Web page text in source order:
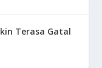
Terasa Gatal